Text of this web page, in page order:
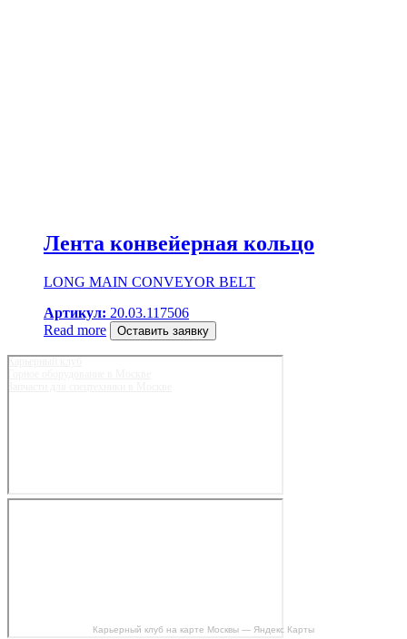
Лента конвейерная кольцо
LONG MAIN CONVEYOR BELT
Артикул: 20.03.117506
Read more
Оставить заявку
Карьерный клуб на карте Москвы — Яндекс Карты